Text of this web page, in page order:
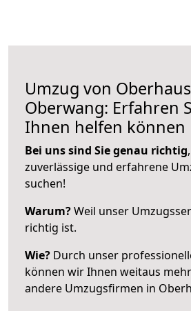
Umzug von
Oberwang: Erfahren
Ihnen helfen können
Bei uns sind Sie genau richtig
zuverlässige und erfahrene
suchen!
Warum?Weil unser
richtig ist.
Wie? Durch unser
können wir Ihnen weitaus
andere Umzugsfirmen in